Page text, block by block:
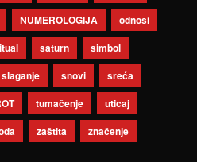
NUMEROLOGIJA
odnosi
saturn
simbol
slaganje snovi
sreća
tumačenje
uticaj
zaštita značenje